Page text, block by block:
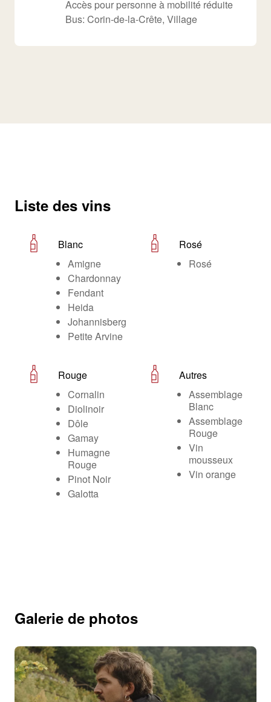
Accès pour personne à mobilité réduite
Bus: Corin-de-la-Crête, Village
Liste des vins
Blanc
Amigne
Chardonnay
Fendant
Heida
Johannisberg
Petite Arvine
Rosé
Rosé
Rouge
Cornalin
Diolinoir
Dôle
Gamay
Humagne
Rouge
Pinot Noir
Galotta
Autres
Assemblage
Blanc
Assemblage
Rouge
Vin
mousseux
Vin orange
Galerie de photos